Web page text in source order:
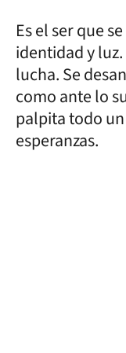
Es el ser que
identidad y
lucha. Se
como ante lo
palpita todo un
esperanzas.